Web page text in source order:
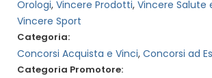
Orologi, Vincere Prodotti, Vincere Salute
Vincere Sport
Categoria:
Concorsi Acquista e Vinci, Concorsi ad
Categoria Promotore: